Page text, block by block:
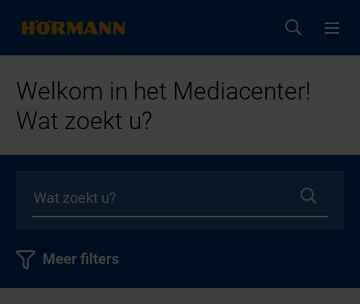
Welkom in het Mediacenter!
Wat zoekt u?
Meer filters